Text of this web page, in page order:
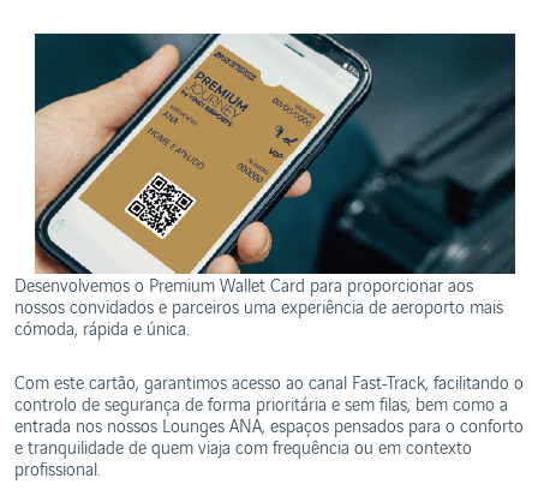
Desenvolvemos o Premium Wallet Card para proporcionar aos
nossos convidados e parceiros uma experiência de aeroporto mais
cómoda, rápida e única.
Com este cartão, garantimos acesso ao canal Fast-Track, facilitando o
controlo de segurança de forma prioritária e sem filas, bem como a
entrada nos nossos Lounges ANA, espaços pensados para o conforto
e tranquilidade de quem viaja com frequência ou em contexto
profissional.
Conduta
Biosfera
de
Portugal